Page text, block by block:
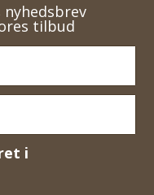
tilbud
i